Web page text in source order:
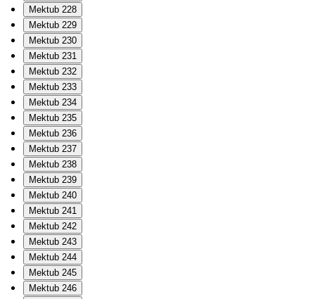
Mektub 228
Mektub 229
Mektub 230
Mektub 231
Mektub 232
Mektub 233
Mektub 234
Mektub 235
Mektub 236
Mektub 237
Mektub 238
Mektub 239
Mektub 240
Mektub 241
Mektub 242
Mektub 243
Mektub 244
Mektub 245
Mektub 246